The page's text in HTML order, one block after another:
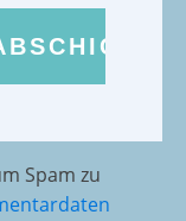
Spam zu